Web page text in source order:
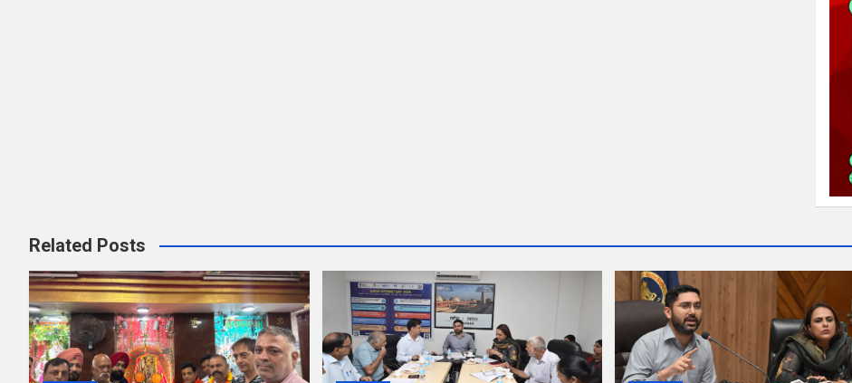
Related Posts